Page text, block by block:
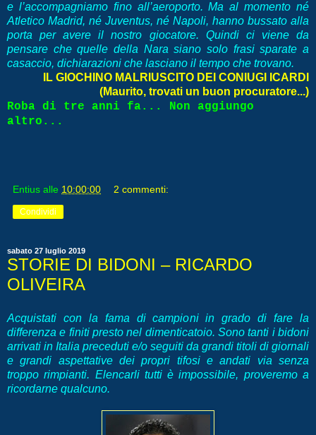
e l’accompagniamo fino all’aeroporto. Ma al momento né
Atletico Madrid, né Juventus, né Napoli, hanno bussato alla
porta per avere il nostro giocatore. Quindi ci viene da
pensare che quelle della Nara siano solo frasi sparate a
casaccio, dichiarazioni che lasciano il tempo che trovano.
IL GIOCHINO MALRIUSCITO DEI CONIUGI ICARDI
(Maurito, trovati un buon procuratore...)
Roba di tre anni fa... Non aggiungo
altro...
Entius alle 10:00:00 2 commenti:
Condividi
sabato 27 luglio 2019
STORIE DI BIDONI – RICARDO
OLIVEIRA
Acquistati con la fama di campioni in grado di fare la
differenza e finiti presto nel dimenticatoio. Sono tanti i bidoni
arrivati in Italia preceduti e/o seguiti da grandi titoli di giornali
e grandi aspettative dei propri tifosi e andati via senza
troppo rimpianti. Elencarli tutti è impossibile, proveremo a
ricordarne qualcuno.